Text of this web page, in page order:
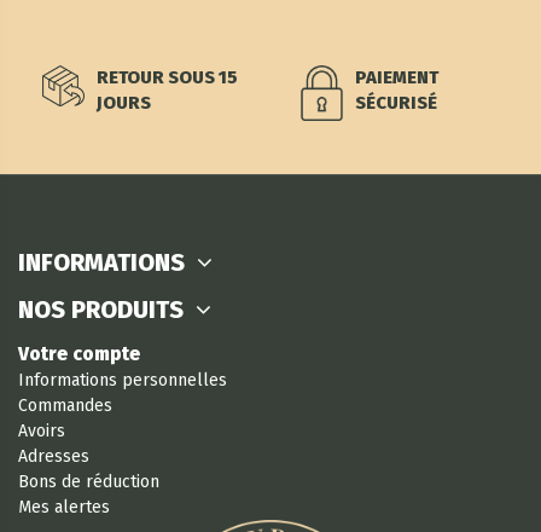
RETOUR SOUS 15
JOURS
PAIEMENT
SÉCURISÉ
INFORMATIONS
NOS PRODUITS
Votre compte
Informations personnelles
Commandes
Avoirs
Adresses
Bons de réduction
Mes alertes